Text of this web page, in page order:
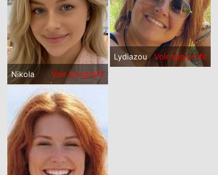
Nikola Voir son profil
Lydiazou Voir son profil